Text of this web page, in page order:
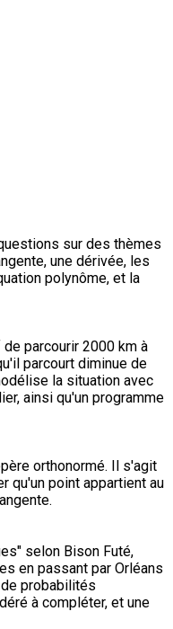
sur des thèmes
une dérivée, les
polynôme, et la
parcourir 2000 km à
parcourt diminue de
la situation avec
ainsi qu'un programme
orthonormé. Il s'agit
qu'un point appartient au
selon Bison Futé,
en passant par Orléans
probabilités
à compléter, et une